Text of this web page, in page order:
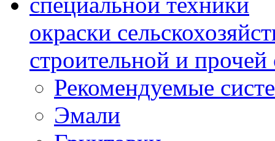
окраски
строительной и
Рекомендуемые
Эмали